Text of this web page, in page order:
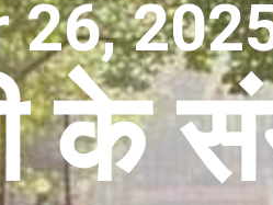
26,
के